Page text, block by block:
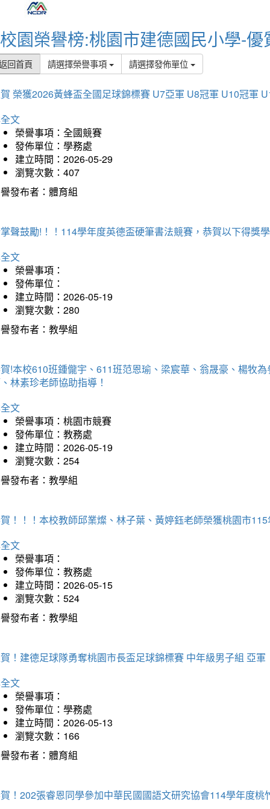
校園榮譽榜:桃園市建德國民小學-優
回首頁 請選擇榮譽事項 請選擇發佈單位
榮獲2026黃蜂盃全國足球錦標賽 U7亞軍 U8冠軍 U10冠軍
文
榮譽事項：全國競賽
發佈單位：學務處
建立時間：2026-05-29
瀏覽次數：407
發布者：體育組
聲鼓勵!！！114學年度英德盃硬筆書法競賽，恭賀以下得獎
文
榮譽事項：
發佈單位：
建立時間：2026-05-19
瀏覽次數：280
發布者：教學組
!本校610班鍾儱宇、611班范恩瑜、梁宸華、翁晟豪、楊牧
林素珍老師協助指導！
文
榮譽事項：桃園市競賽
發佈單位：教務處
建立時間：2026-05-19
瀏覽次數：254
發布者：教學組
！！！本校教師邱業燦、林子葉、黃婷鈺老師榮獲桃園市
文
榮譽事項：
發佈單位：教務處
建立時間：2026-05-15
瀏覽次數：524
發布者：教學組
！建德足球隊勇奪桃園市長盃足球錦標賽 中年級男子組 亞軍
文
榮譽事項：
發佈單位：學務處
建立時間：2026-05-13
瀏覽次數：166
發布者：體育組
！202張睿恩同學參加中華民國國語文研究協會114學年度